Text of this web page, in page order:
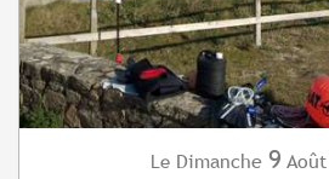
Le Dimanche 9 Août